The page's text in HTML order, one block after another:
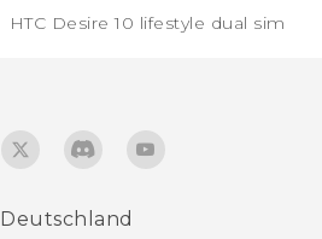
HTC Desire 10 lifestyle dual sim‎
Deutschland